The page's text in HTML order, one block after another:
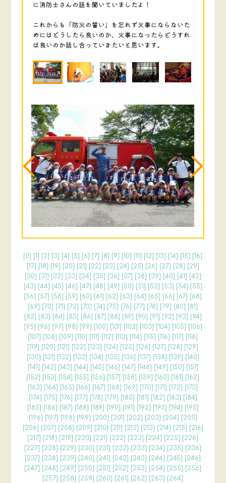
に消防士さんの話を聞いていましたよ！
これからも「防火の誓い」を忘れず火事にならないた
めにはどうしたら良いのか、火事になったらどうすれ
ば良いのか話し合っていきたいと思います。
[0] [1] [2] [3] [4] [5] [6] [7] [8] [9] [10] [11] [12] [13] [14] [15] [16]
[17] [18] [19] [20] [21] [22] [23] [24] [25] [26] [27] [28] [29]
[30] [31] [32] [33] [34] [35] [36] [37] [38] [39] [40] [41] [42]
[43] [44] [45] [46] [47] [48] [49] [50] [51] [52] [53] [54] [55]
[56] [57] [58] [59] [60] [61] [62] [63] [64] [65] [66] [67] [68]
[69] [70] [71] [72] [73] [74] [75] [76] [77] [78] [79] [80] [81]
[82] [83] [84] [85] [86] [87] [88] [89] [90] [91] [92] [93] [94]
[95] [96] [97] [98] [99] [100] [101] [102] [103] [104] [105] [106]
[107] [108] [109] [110] [111] [112] [113] [114] [115] [116] [117] [118]
[119] [120] [121] [122] [123] [124] [125] [126] [127] [128] [129]
[130] [131] [132] [133] [134] [135] [136] [137] [138] [139] [140]
[141] [142] [143] [144] [145] [146] [147] [148] [149] [150] [151]
[152] [153] [154] [155] [156] [157] [158] [159] [160] [161] [162]
[163] [164] [165] [166] [167] [168] [169] [170] [171] [172] [173]
[174] [175] [176] [177] [178] [179] [180] [181] [182] [183] [184]
[185] [186] [187] [188] [189] [190] [191] [192] [193] [194] [195]
[196] [197] [198] [199] [200] [201] [202] [203] [204] [205]
[206] [207] [208] [209] [210] [211] [212] [213] [214] [215] [216]
[217] [218] [219] [220] [221] [222] [223] [224] [225] [226]
[227] [228] [229] [230] [231] [232] [233] [234] [235] [236]
[237] [238] [239] [240] [241] [242] [243] [244] [245] [246]
[247] [248] [249] [250] [251] [252] [253] [254] [255] [256]
[257] [258] [259] [260] [261] [262] [263] [264]